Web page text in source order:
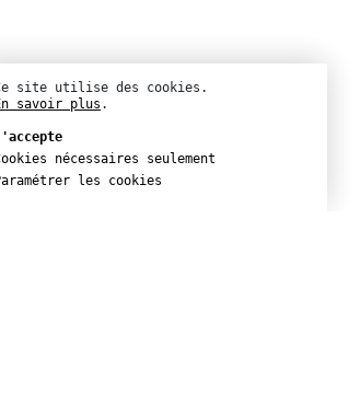
site utilise des cookies.
savoir plus .
nécessaires seulement
les cookies